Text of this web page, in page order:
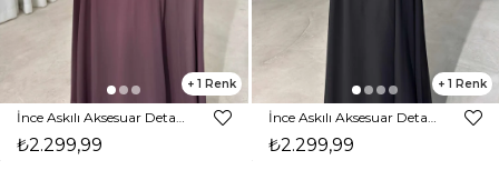
1
İnce Askılı Aksesuar Detaylı Maxi Boy Kahverengi Darel Kadın Elbise 26Y486
₺2.299,99
1
İnce Askılı Aksesuar Detaylı Maxi Boy Siyah Darel Kadın Elbise 26Y486
₺2.299,99